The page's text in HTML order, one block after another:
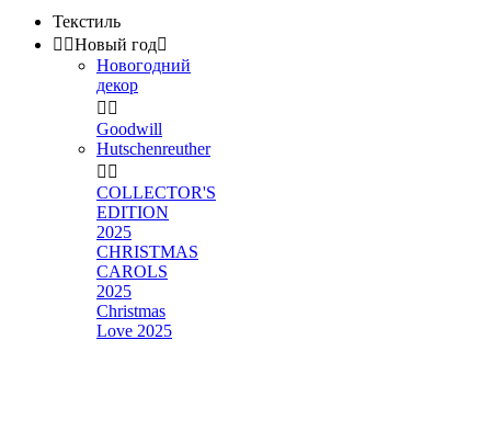
Текстиль
 Новый год
Новогодний
декор
 
Goodwill
Hutschenreuther
 
COLLECTOR'S
EDITION
2025
CHRISTMAS
CAROLS
2025
Christmas
Love 2025